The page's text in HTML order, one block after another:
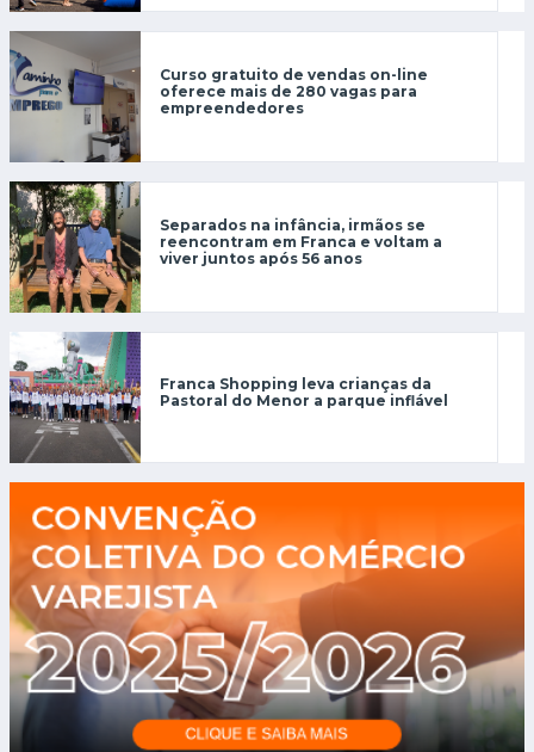
Curso gratuito de vendas on-line
oferece mais de 280 vagas para
empreendedores
Separados na infância, irmãos se
reencontram em Franca e voltam a
viver juntos após 56 anos
Franca Shopping leva crianças da
Pastoral do Menor a parque inflável